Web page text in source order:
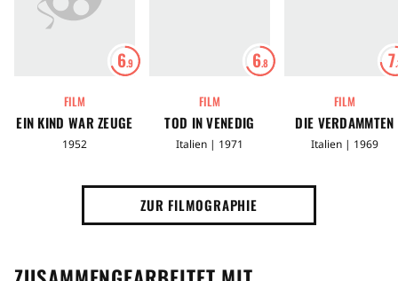
6.9
FILM
EIN KIND WAR ZEUGE
1952
6.8
FILM
TOD IN VENEDIG
Italien | 1971
7
FILM
DIE VERDAMMTEN
Italien | 1969
ZUR FILMOGRAPHIE